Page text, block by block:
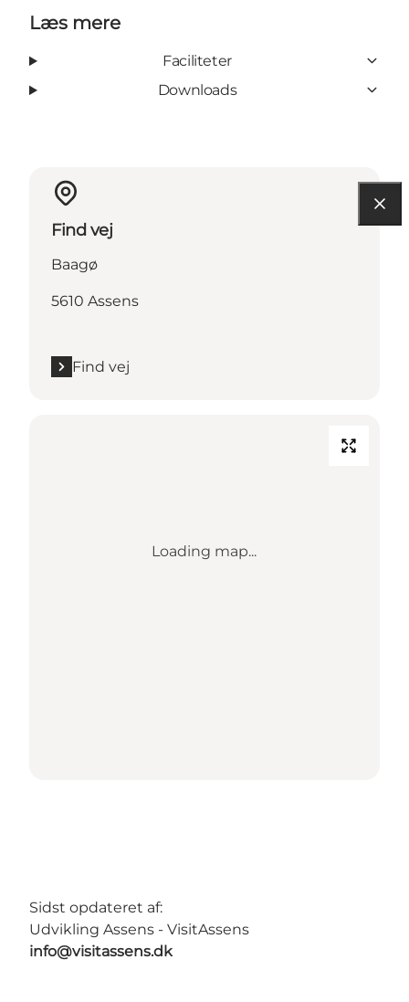
Læs mere
Faciliteter
Downloads
Find vej
Baagø
5610 Assens
Find vej
Loading map...
Sidst opdateret af:
Udvikling Assens - VisitAssens
info@visitassens.dk